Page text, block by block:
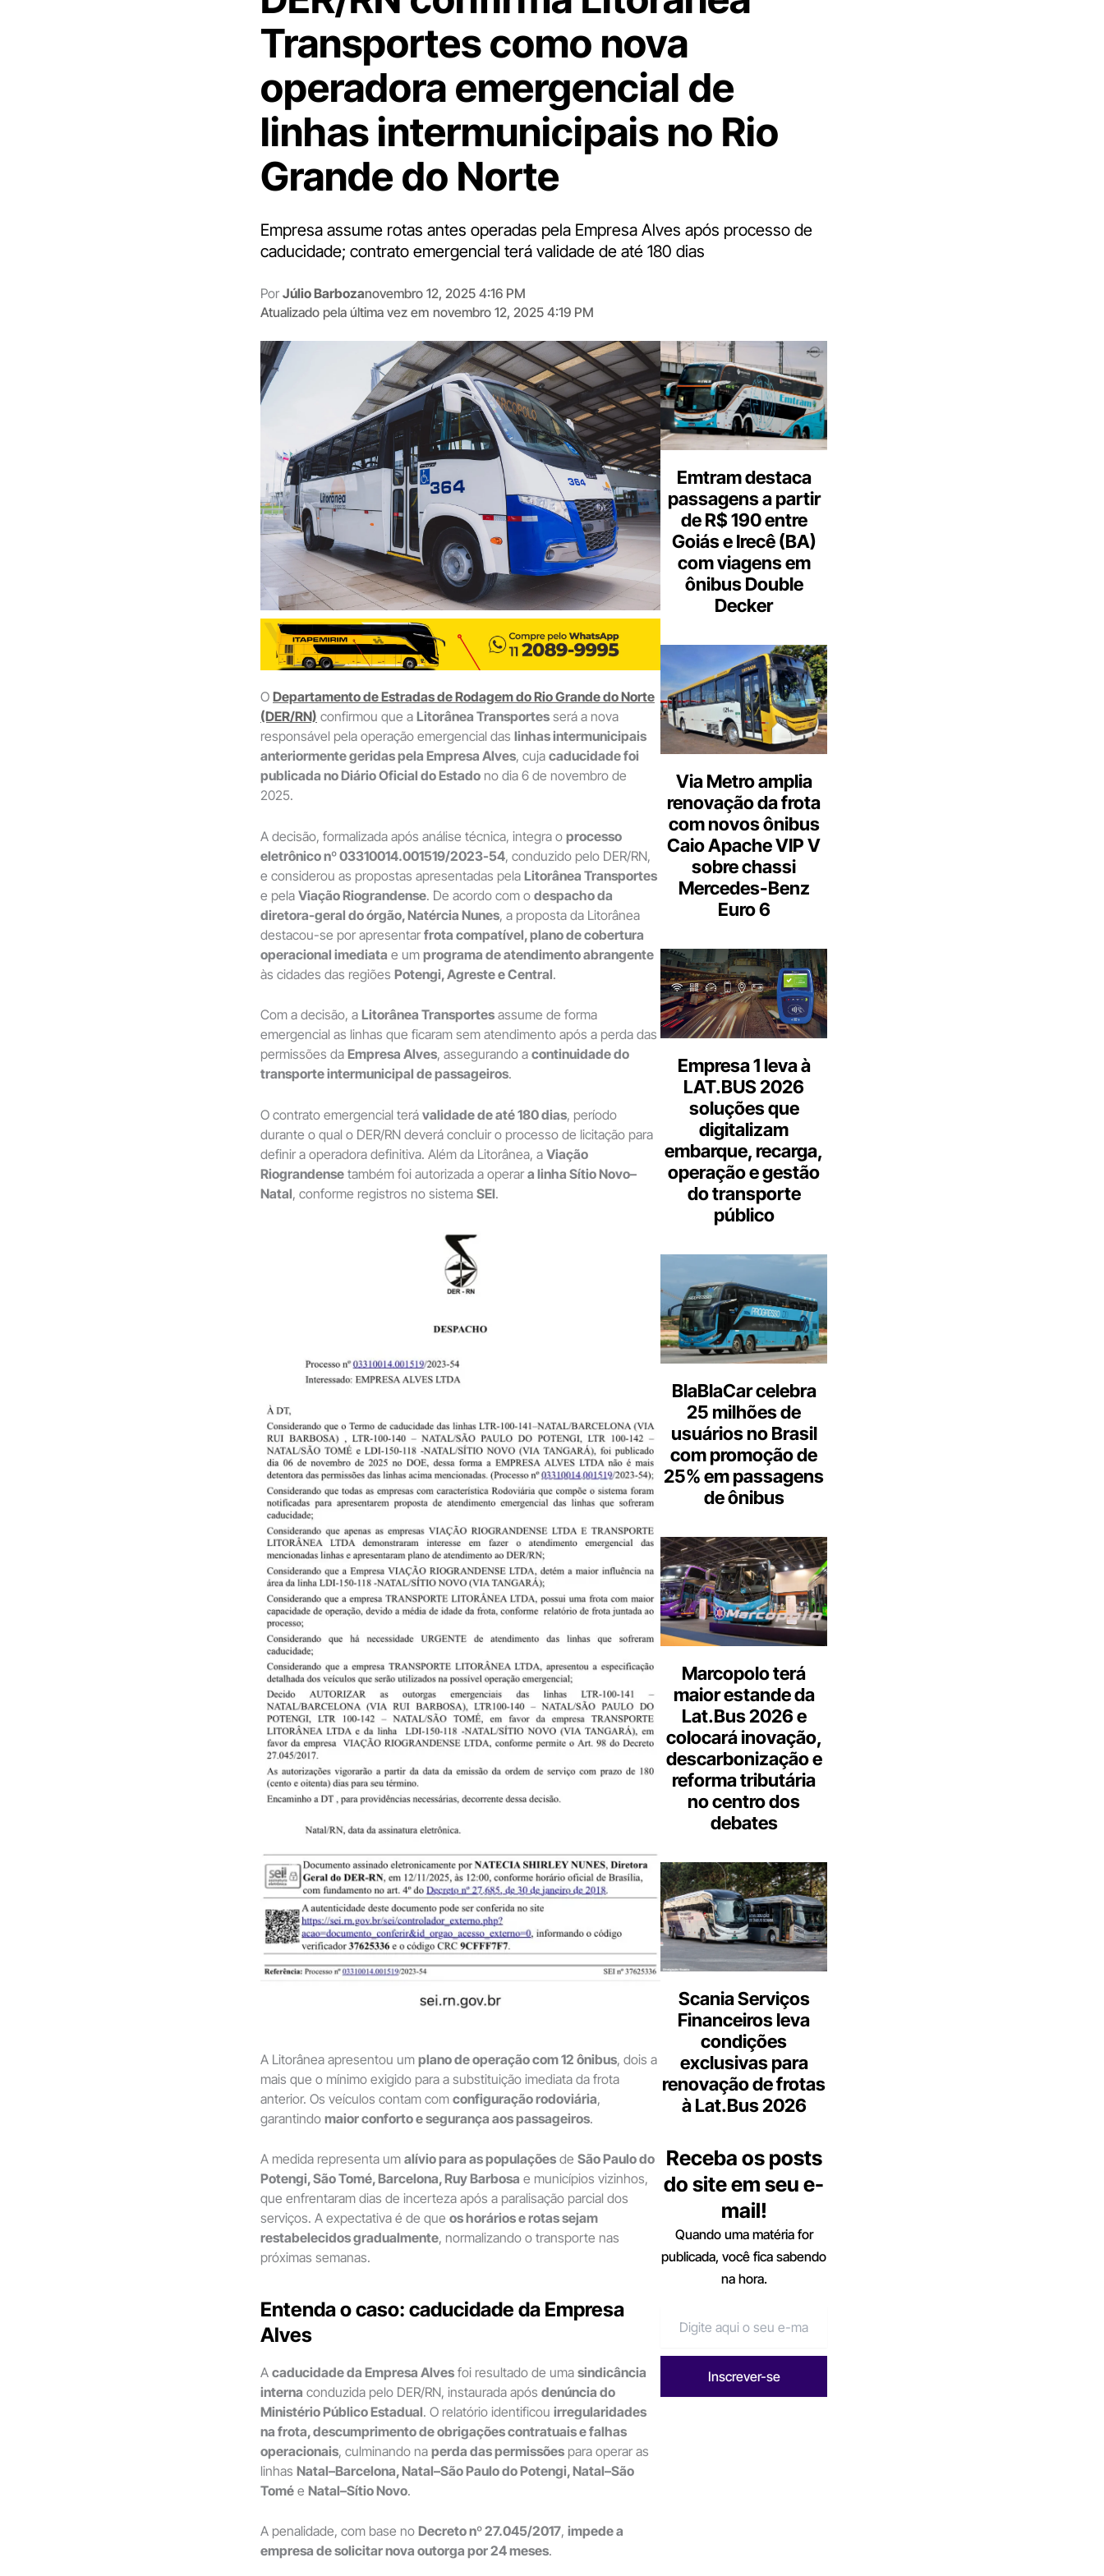
Transportes como nova
operadora emergencial de
linhas intermunicipais no Rio
Grande do Norte
Empresa assume rotas antes operadas pela Empresa Alves após processo de
caducidade; contrato emergencial terá validade de até 180 dias
Por Júlio Barbozanovembro 12, 2025 4:16 PM
Atualizado pela última vez em novembro 12, 2025 4:19 PM
O Departamento de Estradas de Rodagem do Rio Grande do Norte
(DER/RN) confirmou que a Litorânea Transportes será a nova
responsável pela operação emergencial das linhas intermunicipais
anteriormente geridas pela Empresa Alves, cuja caducidade foi
publicada no Diário Oficial do Estado no dia 6 de novembro de
2025.
A decisão, formalizada após análise técnica, integra o processo
eletrônico nº 03310014.001519/2023-54, conduzido pelo DER/RN,
e considerou as propostas apresentadas pela Litorânea Transportes
e pela Viação Riograndense. De acordo com o despacho da
diretora-geral do órgão, Natércia Nunes, a proposta da Litorânea
destacou-se por apresentar frota compatível, plano de cobertura
operacional imediata e um programa de atendimento abrangente
às cidades das regiões Potengi, Agreste e Central.
Com a decisão, a Litorânea Transportes assume de forma
emergencial as linhas que ficaram sem atendimento após a perda das
permissões da Empresa Alves, assegurando a continuidade do
transporte intermunicipal de passageiros.
O contrato emergencial terá validade de até 180 dias, período
durante o qual o DER/RN deverá concluir o processo de licitação para
definir a operadora definitiva. Além da Litorânea, a Viação
Riograndense também foi autorizada a operar a linha Sítio Novo–
Natal, conforme registros no sistema SEI.
A Litorânea apresentou um plano de operação com 12 ônibus, dois a
mais que o mínimo exigido para a substituição imediata da frota
anterior. Os veículos contam com configuração rodoviária,
garantindo maior conforto e segurança aos passageiros.
A medida representa um alívio para as populações de São Paulo do
Potengi, São Tomé, Barcelona, Ruy Barbosa e municípios vizinhos,
que enfrentaram dias de incerteza após a paralisação parcial dos
serviços. A expectativa é de que os horários e rotas sejam
restabelecidos gradualmente, normalizando o transporte nas
próximas semanas.
Entenda o caso: caducidade da Empresa
Alves
A caducidade da Empresa Alves foi resultado de uma sindicância
interna conduzida pelo DER/RN, instaurada após denúncia do
Ministério Público Estadual. O relatório identificou irregularidades
na frota, descumprimento de obrigações contratuais e falhas
operacionais, culminando na perda das permissões para operar as
linhas Natal–Barcelona, Natal–São Paulo do Potengi, Natal–São
Tomé e Natal–Sítio Novo.
A penalidade, com base no Decreto nº 27.045/2017, impede a
empresa de solicitar nova outorga por 24 meses.
Emtram destaca
passagens a partir
de R$ 190 entre
Goiás e Irecê (BA)
com viagens em
ônibus Double
Decker
Via Metro amplia
renovação da frota
com novos ônibus
Caio Apache VIP V
sobre chassi
Mercedes-Benz
Euro 6
Empresa 1 leva à
LAT.BUS 2026
soluções que
digitalizam
embarque, recarga,
operação e gestão
do transporte
público
BlaBlaCar celebra
25 milhões de
usuários no Brasil
com promoção de
25% em passagens
de ônibus
Marcopolo terá
maior estande da
Lat.Bus 2026 e
colocará inovação,
descarbonização e
reforma tributária
no centro dos
debates
Scania Serviços
Financeiros leva
condições
exclusivas para
renovação de frotas
à Lat.Bus 2026
Receba os posts
do site em seu e-
mail!
Quando uma matéria for
publicada, você fica sabendo
na hora.
Digite
aqui
o
seu
mail
Inscrever-se